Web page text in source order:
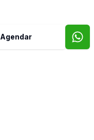
Agendar